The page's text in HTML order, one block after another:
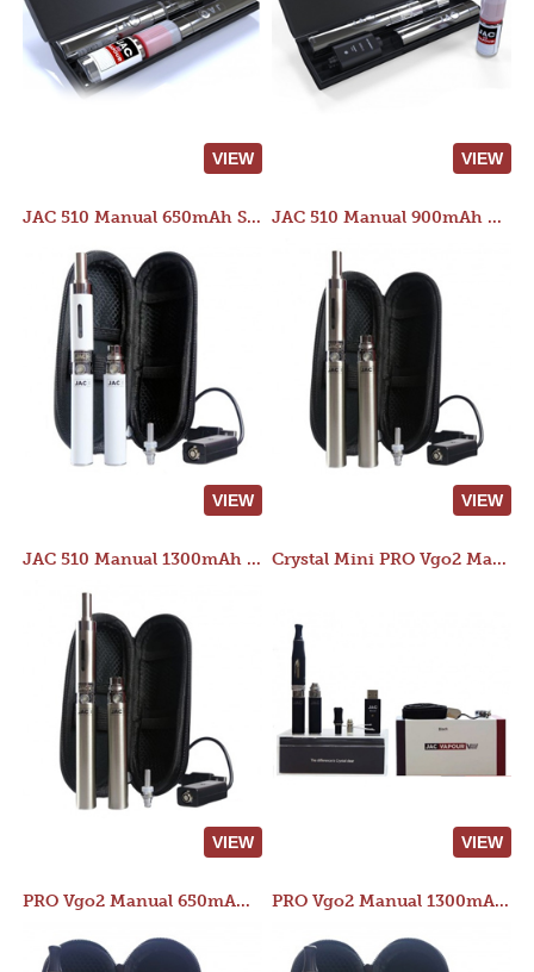
VIEW VIEW
JAC 510 Manual 650mAh Starter Kit
VIEW
JAC 510 Manual 900mAh Starter Kit
VIEW
JAC 510 Manual 1300mAh Starter Kit
VIEW
Crystal Mini PRO Vgo2 Manual 400mAh Kit
VIEW
PRO Vgo2 Manual 650mAh Kit PRO Vgo2 Manual 1300mAh Kit